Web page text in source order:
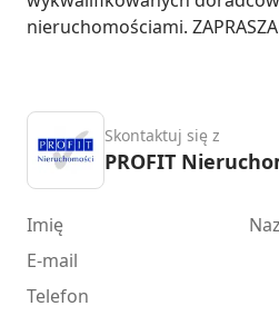
nieruchomościami.
Skontaktuj się z
PROFIT